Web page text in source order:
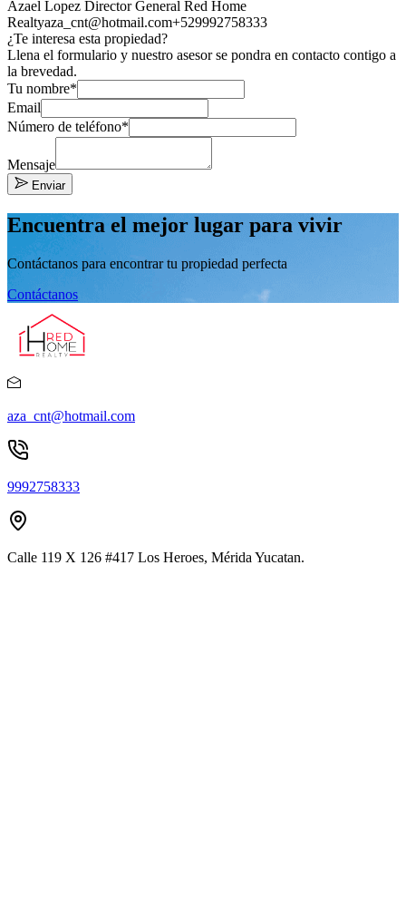
Azael Lopez Director General Red Home
Realtyaza_cnt@hotmail.com+529992758333
¿Te interesa esta propiedad?
Llena el formulario y nuestro asesor se pondra en contacto contigo a
la brevedad.
Tu nombre*
Email
Número de teléfono*
Mensaje
Enviar
Encuentra el mejor lugar para vivir
Contáctanos para encontrar tu propiedad perfecta
Contáctanos
aza_cnt@hotmail.com
9992758333
Calle 119 X 126 #417 Los Heroes, Mérida Yucatan.